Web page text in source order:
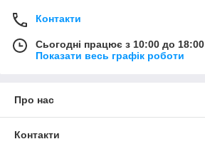
Контакти
Сьогодні працює з 10:00 до 18:00
Показати весь графік роботи
Про нас
Контакти